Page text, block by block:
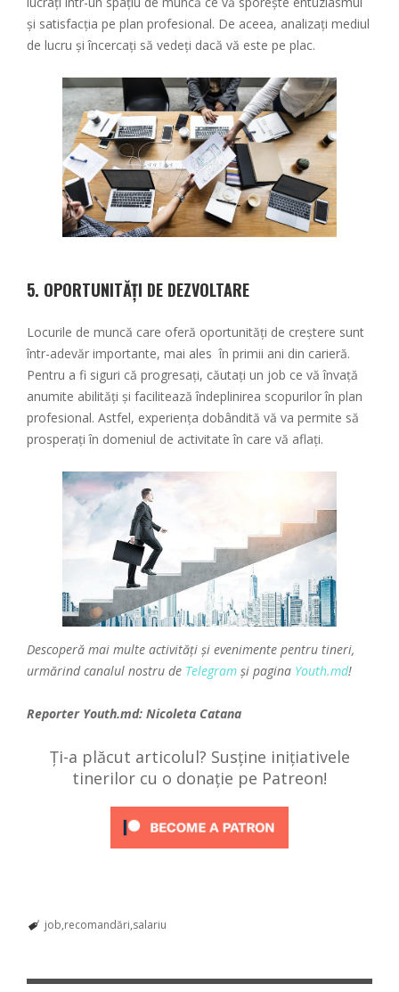
și satisfacția pe plan profesional. De aceea, analizați mediul
de lucru și încercați să vedeți dacă vă este pe plac.
5. OPORTUNITĂȚI DE DEZVOLTARE
Locurile de muncă care oferă oportunități de creștere sunt
într-adevăr importante, mai ales în primii ani din carieră.
Pentru a fi siguri că progresați, căutați un job ce vă învață
anumite abilități și facilitează îndeplinirea scopurilor în plan
profesional. Astfel, experiența dobândită vă va permite să
prosperați în domeniul de activitate în care vă aflați.
Descoperă mai multe activități și evenimente pentru tineri,
urmărind canalul nostru de Telegram și pagina Youth.md!
Reporter Youth.md: Nicoleta Catana
Ți-a plăcut articolul? Susține inițiativele
tinerilor cu o donație pe Patreon!
job recomandări salariu